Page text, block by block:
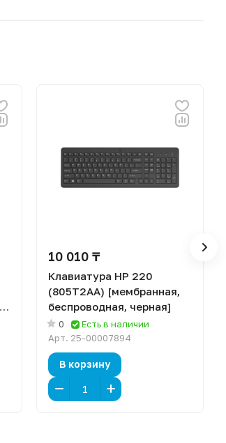
10 010 ₸
Клавиатура HP 220
(805T2AA) [мембранная,
беспроводная, черная]
0
Есть в наличии
Арт. 25-00007894
В корзину